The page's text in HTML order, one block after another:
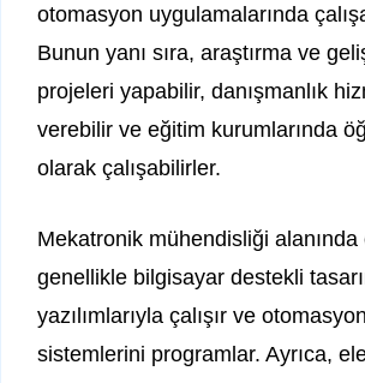
otomasyon uygulamalarında
Bunun yanı sıra, araştırma ve
projeleri yapabilir, danışmanlık
verebilir ve eğitim kurumlarında
olarak çalışabilirler.
Mekatronik mühendisliği alanında
genellikle bilgisayar destekli
yazılımlarıyla çalışır ve
sistemlerini programlar. Ayrıca,